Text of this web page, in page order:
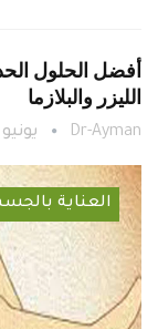
أفضل الحلول
الليزر والبلازما
Dr-Ayman يونيو 30, 2023
العناية